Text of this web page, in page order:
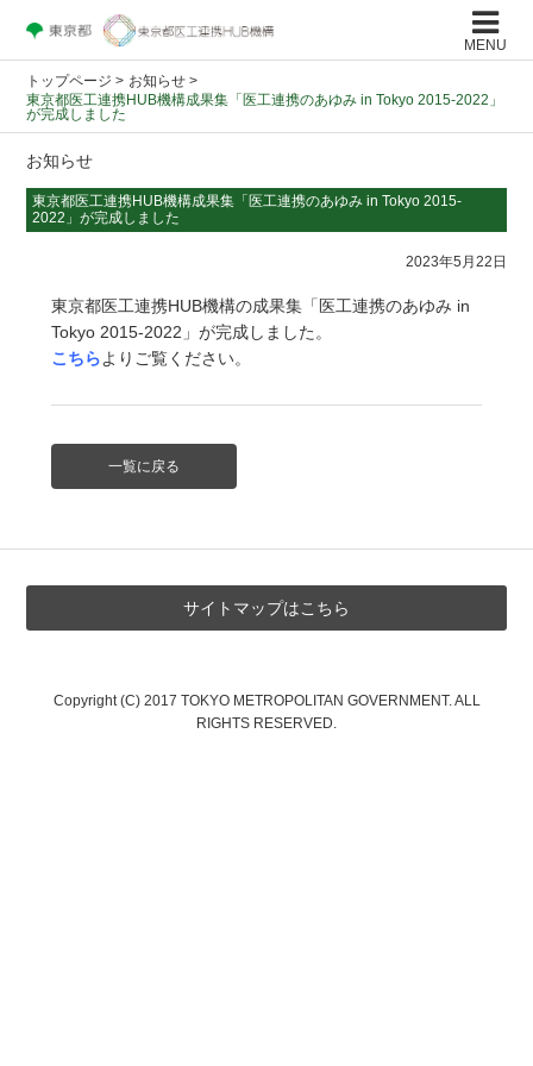
MENU
トップページ > お知らせ >
東京都医工連携HUB機構成果集「医工連携のあゆみ in Tokyo 2015-2022」
が完成しました
お知らせ
東京都医工連携HUB機構成果集「医工連携のあゆみ in Tokyo 2015-
2022」が完成しました
2023年5月22日
東京都医工連携HUB機構の成果集「医工連携のあゆみ in
Tokyo 2015-2022」が完成しました。
こちらよりご覧ください。
一覧に戻る
サイトマップはこちら
Copyright (C) 2017 TOKYO METROPOLITAN GOVERNMENT. ALL
RIGHTS RESERVED.